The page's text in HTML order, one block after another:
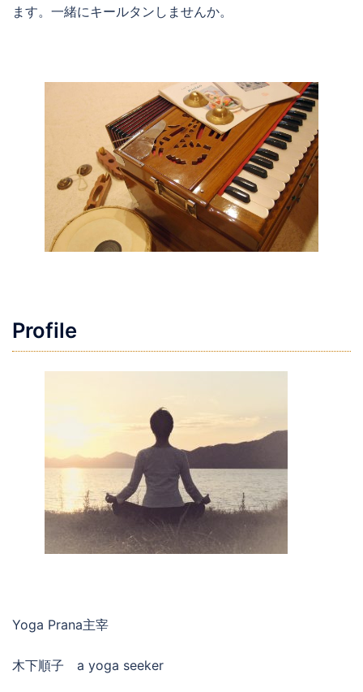
ます。一緒にキールタンしませんか。
Profile
Yoga Prana主宰
木下順子 a yoga seeker